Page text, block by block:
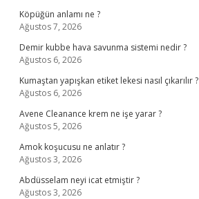
Köpüğün anlamı ne ?
Ağustos 7, 2026
Demir kubbe hava savunma sistemi nedir ?
Ağustos 6, 2026
Kumaştan yapışkan etiket lekesi nasıl çıkarılır ?
Ağustos 6, 2026
Avene Cleanance krem ne işe yarar ?
Ağustos 5, 2026
Amok koşucusu ne anlatır ?
Ağustos 3, 2026
Abdüsselam neyi icat etmiştir ?
Ağustos 3, 2026